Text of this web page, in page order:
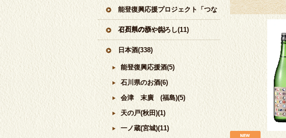
能登復興応援プロジェクト「つな
ぐ石川の酒」(1)
石川県のひやおろし(11)
日本酒(338)
能登復興応援酒(5)
石川県のお酒(6)
会津 末廣 (福島)(5)
天の戸(秋田)(1)
一ノ蔵(宮城)(11)